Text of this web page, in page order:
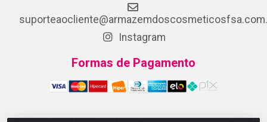
Instagram
Formas de Pagamento